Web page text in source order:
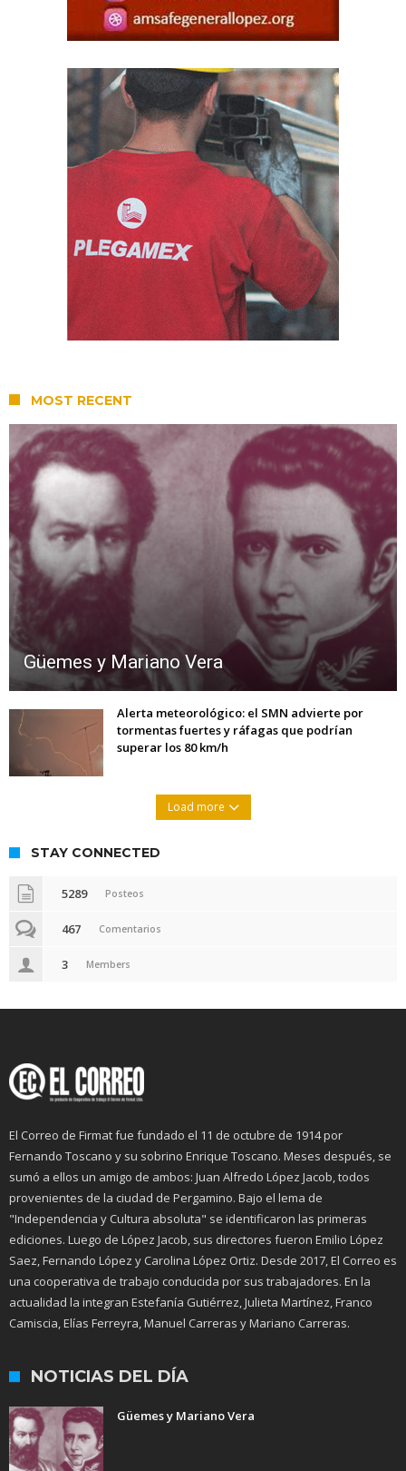
MOST RECENT
Güemes y Mariano Vera
Alerta meteorológico: el SMN advierte por
tormentas fuertes y ráfagas que podrían
superar los 80 km/h
Load more
STAY CONNECTED
5289 Posteos
467 Comentarios
3 Members
El Correo de Firmat fue fundado el 11 de octubre de 1914 por
Fernando Toscano y su sobrino Enrique Toscano. Meses después, se
sumó a ellos un amigo de ambos: Juan Alfredo López Jacob, todos
provenientes de la ciudad de Pergamino. Bajo el lema de
"Independencia y Cultura absoluta" se identificaron las primeras
ediciones. Luego de López Jacob, sus directores fueron Emilio López
Saez, Fernando López y Carolina López Ortiz. Desde 2017, El Correo es
una cooperativa de trabajo conducida por sus trabajadores. En la
actualidad la integran Estefanía Gutiérrez, Julieta Martínez, Franco
Camiscia, Elías Ferreyra, Manuel Carreras y Mariano Carreras.
NOTICIAS DEL DÍA
Güemes y Mariano Vera